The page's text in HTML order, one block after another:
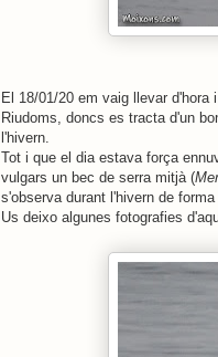
El 18/01/20 em vaig llevar
Riudoms, doncs es tracta d'un
l'hivern.
Tot i que el dia estava força
vulgars un bec de serra mitjà (
s'observa durant l'hivern de
Us deixo algunes fotografies